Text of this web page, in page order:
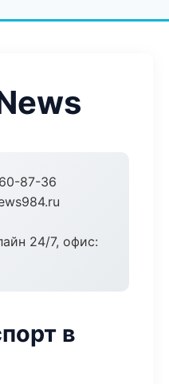
87-36
24/7, офис:
в